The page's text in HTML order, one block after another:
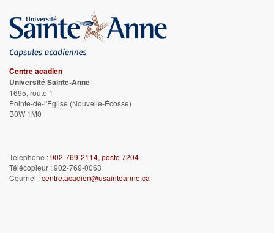
Centre acadien
Université Sainte-Anne
1695, route 1
Pointe-de-l'Église (Nouvelle-Écosse)
B0W 1M0
Téléphone :902-769-2114, poste 7204
Télécopieur : 902-769-0063
Courriel :centre.acadien@usainteanne.ca